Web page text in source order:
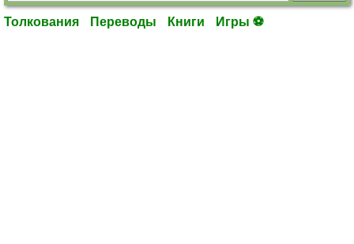
Толкования Переводы Книги Игры ⚽